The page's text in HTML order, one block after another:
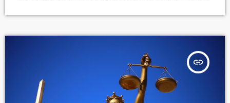
et-Loire de son côté est en alerte jaune. Selon MétéoFrance, ces
chutes de grêle ou de gros grêlons, de […]
insert_link